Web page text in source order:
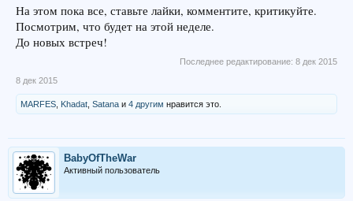
На этом пока все, ставьте лайки, комментите, критикуйте.
Посмотрим, что будет на этой неделе.
До новых встреч!
Последнее редактирование: 8 дек 2015
8 дек 2015
MARFES Khadat Satana и 4 другим нравится это.
BabyOfTheWar
Активный пользователь